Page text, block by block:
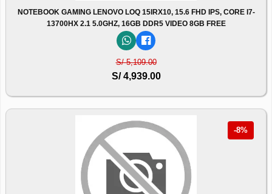
NOTEBOOK GAMING LENOVO LOQ 15IRX10, 15.6 FHD IPS, CORE I7-
13700HX 2.1 5.0GHZ, 16GB DDR5 VIDEO 8GB FREE
S/ 5,109.00
S/ 4,939.00
-8%